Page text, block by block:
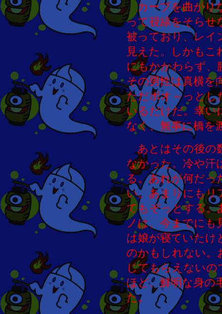
カーブを曲がり
って視線をそらせ
被っており、レイ
見えた。しかも
にもかかわらず、
その男性は真横を
ただボオ～っとし
いるだけだ。幸い
なく、無事に橋を
あとはその後の
なかった。冷や汗
る。あれが何だっ
い。あまりにもリ
てもぞっとする。
ノは、今までにも
は娘が寝ていたけ
のかもしれない。
じてもらえない
ほど、鮮明な身の
た。